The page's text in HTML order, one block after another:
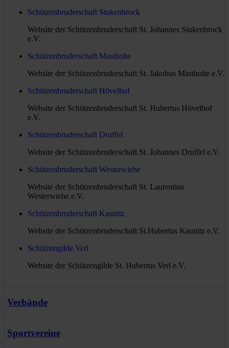
Schützenbruderschaft Stukenbrock
Website der Schützenbruderschaft St. Johannes Stukenbrock
e.V.
Schützenbruderschaft Mastholte
Website der Schützenbruderschaft St. Jakobus Mastholte e.V.
Schützenbruderschaft Hövelhof
Website der Schützenbruderschaft St. Hubertus Hövelhof
e.V.
Schützenbruderschaft Druffel
Website der Schützenbruderschaft St. Johannes Druffel e.V.
Schützenbruderschaft Westerwiehe
Website der Schützenbruderschaft St. Laurentius
Westerwiehe e.V.
Schützenbruderschaft Kaunitz
Website der Schützenbruderschaft St.Hubertus Kaunitz e.V.
Schützengilde Verl
Website der Schützengilde St. Hubertus Verl e.V.
Verbände
Bundesverband historischer Schützen
Sportvereine